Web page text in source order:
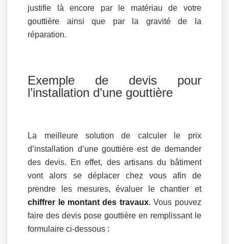
justifie là encore par le matériau de votre
gouttière ainsi que par la gravité de la
réparation.
Exemple de devis pour
l’installation d’une gouttière
La meilleure solution de calculer le prix
d’installation d’une gouttière est de demander
des devis. En effet, des artisans du bâtiment
vont alors se déplacer chez vous afin de
prendre les mesures, évaluer le chantier et
chiffrer le montant des travaux. Vous pouvez
faire des devis pose gouttière en remplissant le
formulaire ci-dessous :